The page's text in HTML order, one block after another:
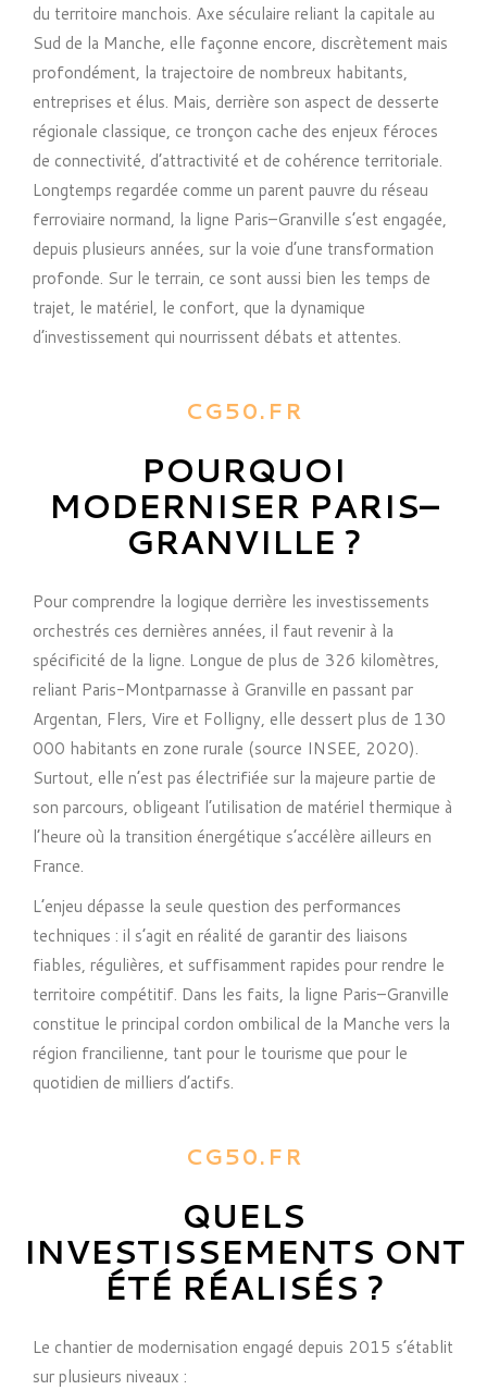
du territoire manchois. Axe séculaire reliant la capitale au
Sud de la Manche, elle façonne encore, discrètement mais
profondément, la trajectoire de nombreux habitants,
entreprises et élus. Mais, derrière son aspect de desserte
régionale classique, ce tronçon cache des enjeux féroces
de connectivité, d’attractivité et de cohérence territoriale.
Longtemps regardée comme un parent pauvre du réseau
ferroviaire normand, la ligne Paris–Granville s’est engagée,
depuis plusieurs années, sur la voie d’une transformation
profonde. Sur le terrain, ce sont aussi bien les temps de
trajet, le matériel, le confort, que la dynamique
d’investissement qui nourrissent débats et attentes.
CG50.FR
POURQUOI
MODERNISER PARIS–
GRANVILLE ?
Pour comprendre la logique derrière les investissements
orchestrés ces dernières années, il faut revenir à la
spécificité de la ligne. Longue de plus de 326 kilomètres,
reliant Paris-Montparnasse à Granville en passant par
Argentan, Flers, Vire et Folligny, elle dessert plus de 130
000 habitants en zone rurale (source INSEE, 2020).
Surtout, elle n’est pas électrifiée sur la majeure partie de
son parcours, obligeant l’utilisation de matériel thermique à
l’heure où la transition énergétique s’accélère ailleurs en
France.
L’enjeu dépasse la seule question des performances
techniques : il s’agit en réalité de garantir des liaisons
fiables, régulières, et suffisamment rapides pour rendre le
territoire compétitif. Dans les faits, la ligne Paris–Granville
constitue le principal cordon ombilical de la Manche vers la
région francilienne, tant pour le tourisme que pour le
quotidien de milliers d’actifs.
CG50.FR
QUELS
INVESTISSEMENTS ONT
ÉTÉ RÉALISÉS ?
Le chantier de modernisation engagé depuis 2015 s’établit
sur plusieurs niveaux :